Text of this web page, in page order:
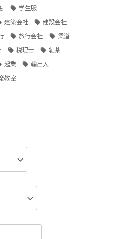
学生服
建築会社
建設会社
旅行会社
柔道
税理士
紅茶
起業
輸出入
教室